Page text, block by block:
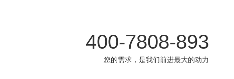
400-7808-893
您的需求，是我们前进最大的动力